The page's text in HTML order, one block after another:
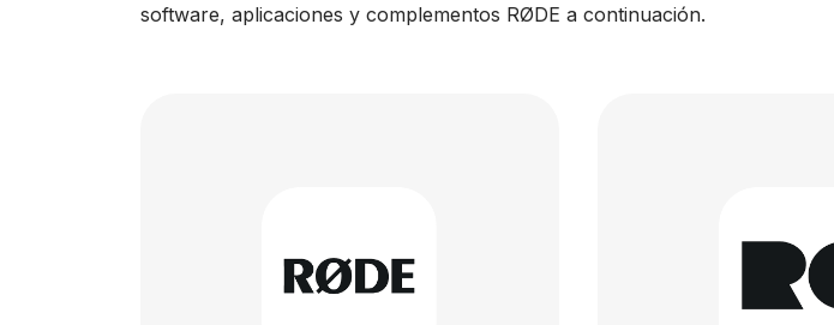
software, aplicaciones y complementos RØDE a continuación.